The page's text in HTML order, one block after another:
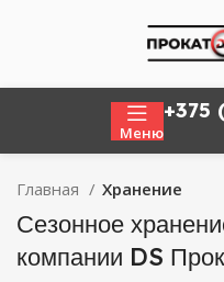
Меню
+375
Главная Хранение
Сезонное
компании DS